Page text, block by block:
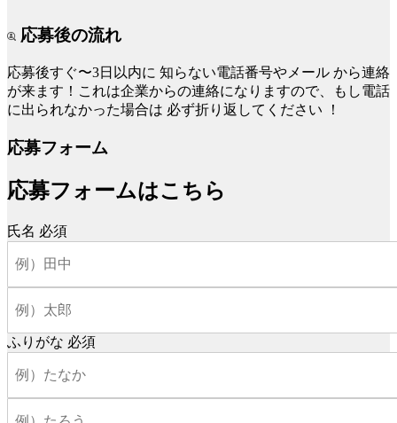
応募後の流れ
応募後すぐ〜3日以内に 知らない電話番号やメール から連絡
が来ます！これは企業からの連絡になりますので、もし電話
に出られなかった場合は 必ず折り返してください ！
応募フォーム
応募フォームはこちら
氏名 必須
ふりがな 必須